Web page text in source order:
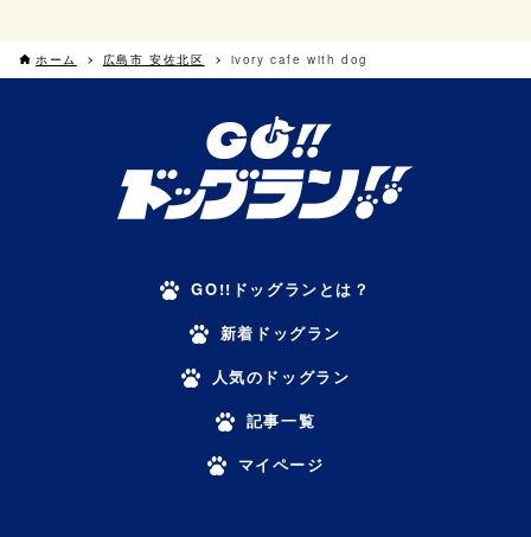
ホーム 広島市 安佐北区 ivory cafe with dog
GO!!ドッグランとは？
新着ドッグラン
人気のドッグラン
記事一覧
マイページ